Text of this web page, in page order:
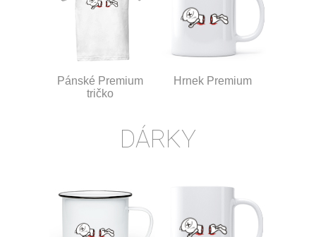
Pánské Premium
tričko
Hrnek Premium
DÁRKY